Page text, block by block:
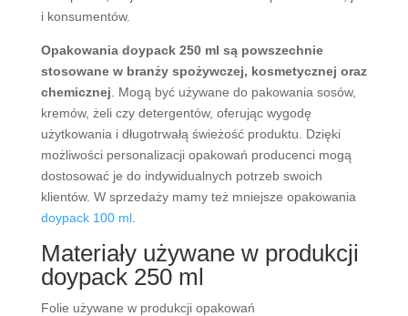
i konsumentów.
Opakowania doypack 250 ml są powszechnie
stosowane w branży spożywczej, kosmetycznej oraz
chemicznej . Mogą być używane do pakowania sosów,
kremów, żeli czy detergentów, oferując wygodę
użytkowania i długotrwałą świeżość produktu. Dzięki
możliwości personalizacji opakowań producenci mogą
dostosować je do indywidualnych potrzeb swoich
klientów. W sprzedaży mamy też mniejsze opakowania
doypack 100 ml.
Materiały używane w produkcji
doypack 250 ml
Folie używane w produkcji opakowań